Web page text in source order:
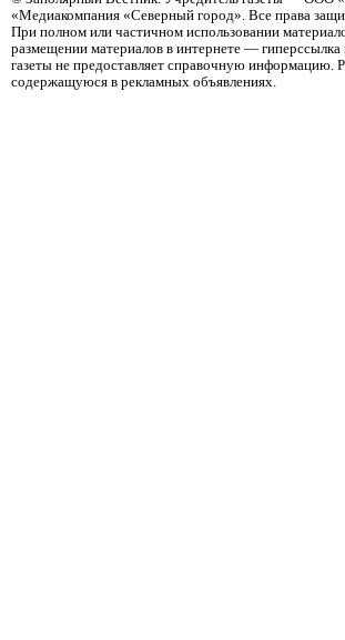
«Медиакомпания «Северный город». Все права
При полном или частичном использовании
размещении материалов в интернете —
газеты не предоставляет справочную информацию.
содержащуюся в рекламных объявлениях.